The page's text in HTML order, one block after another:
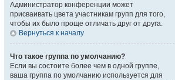
Администратор конференции может
присваивать цвета участникам групп для того,
чтобы их было проще отличать друг от друга.
Вернуться к началу
Что такое группа по умолчанию?
Если вы состоите более чем в одной группе,
ваша группа по умолчанию используется для